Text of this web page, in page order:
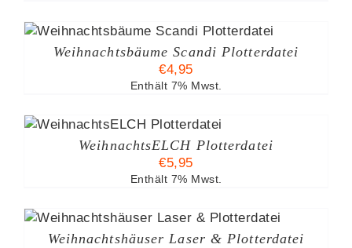
Weihnachtsbäume Scandi Plotterdatei
€4,95
Enthält 7% Mwst.
WeihnachtsELCH Plotterdatei
€5,95
Enthält 7% Mwst.
Weihnachtshäuser Laser & Plotterdatei